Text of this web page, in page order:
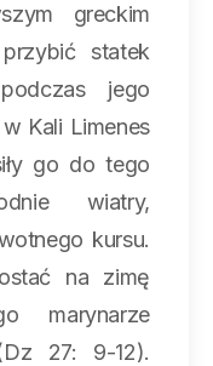
greckim
statek
jego
Kali Limenes
go do tego
wiatry,
kursu.
na zimę
marynarze
27: 9-12).